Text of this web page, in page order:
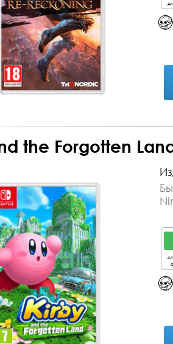
the Forgotten